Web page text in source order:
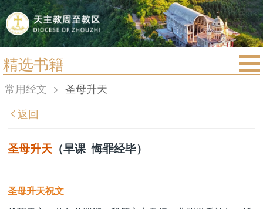
精选书籍
首页
宗教法规
教区简介
教会圣月
常用经文 > 圣母升天
返回
圣母升天 （早课 悔罪经毕）
圣母升天祝文